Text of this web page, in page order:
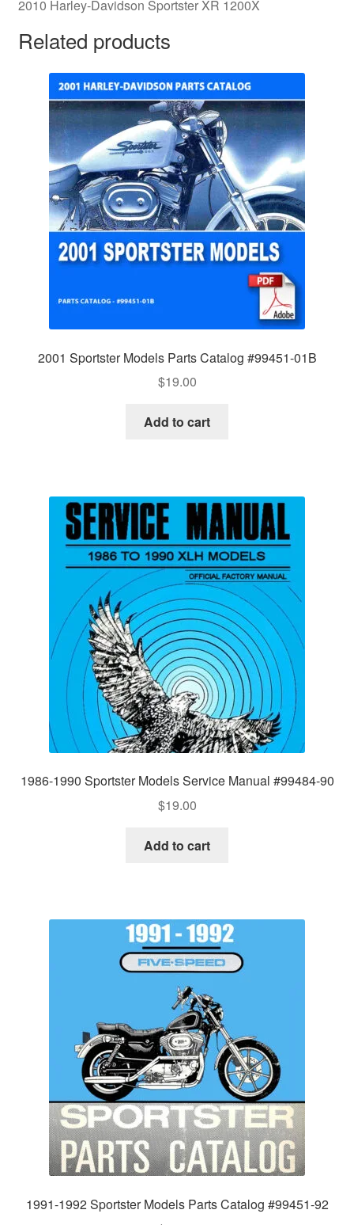
2010 Harley-Davidson Sportster XR 1200X
Related products
2001 Sportster Models Parts Catalog #99451-01B
$19.00
Add to cart
1986-1990 Sportster Models Service Manual #99484-90
$19.00
Add to cart
1991-1992 Sportster Models Parts Catalog #99451-92